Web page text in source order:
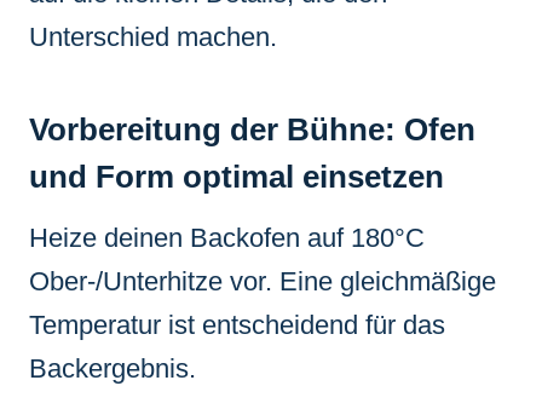
Unterschied machen.
Vorbereitung der Bühne: Ofen
und Form optimal einsetzen
Heize deinen Backofen auf 180°C
Ober-/Unterhitze vor. Eine gleichmäßige
Temperatur ist entscheidend für das
Backergebnis.